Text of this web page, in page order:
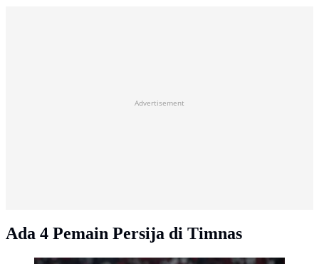
Advertisement
Ada 4 Pemain Persija di Timnas